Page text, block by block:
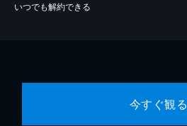
いつでも解約できる
今すぐ観る